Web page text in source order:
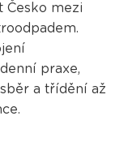
Česko mezi
praxe,
a třídění až